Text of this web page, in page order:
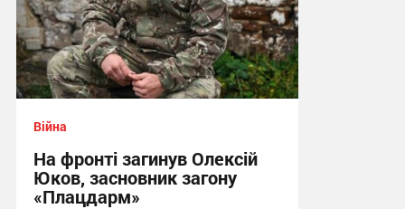
Війна
На фронті загинув Олексій
Юков, засновник загону
«Плацдарм»